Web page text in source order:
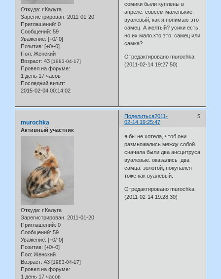
Откуда: г.Калуга
Зарегистрирован: 2011-01-20
Приглашений: 0
Сообщений: 59
Уважение: [+0/-0]
Позитив: [+0/-0]
Пол: Женский
Возраст: 43 [1983-04-17]
Провел на форуме:
1 день 17 часов
Последний визит:
2015-02-04 00:14:02
сомики были куплены в
апреле. совсем маленькие.
вуалевый, как я понимаю-это
самец. А желтый? усики есть,
но их мало.кто это, самец или
самка?
Отредактировано murochka
(2011-02-14 19:27:50)
Поделиться 5
2011-
02-14 19:25:47
murochka
Активный участник
Откуда: г.Калуга
Зарегистрирован: 2011-01-20
Приглашений: 0
Сообщений: 59
Уважение: [+0/-0]
Позитив: [+0/-0]
Пол: Женский
Возраст: 43 [1983-04-17]
Провел на форуме:
1 день 17 часов
я бы не хотела, чтоб они
размножались между собой.
сначала были два ансцитруса
вуалевые. оказались два
самца. золотой, покупался
тоже как вуалевый.
Отредактировано murochka
(2011-02-14 19:28:30)